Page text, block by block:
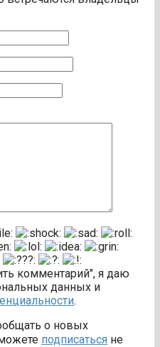
комментарий", я даю
данных и
.
о новых
подписаться не